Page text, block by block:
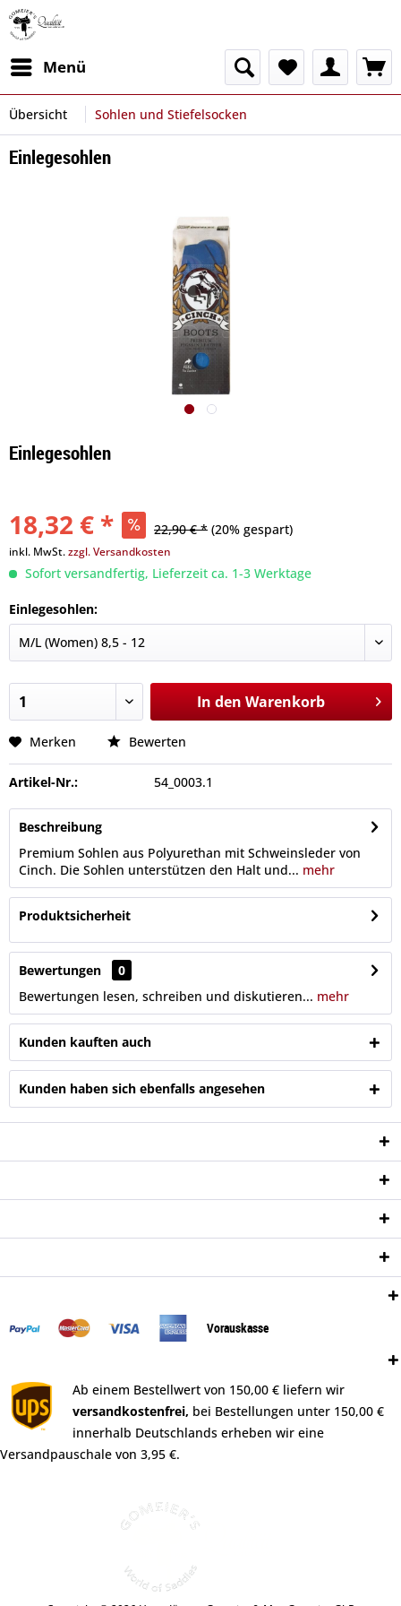
Menü
Übersicht Sohlen und Stiefelsocken
Einlegesohlen
Einlegesohlen
18,32 € * 22,90 € * (20% gespart)
inkl. MwSt.zzgl. Versandkosten
Sofort versandfertig, Lieferzeit ca. 1-3 Werktage
Einlegesohlen:
In den Warenkorb
Merken Bewerten
Artikel-Nr.: 54_0003.1
Beschreibung
Premium Sohlen aus Polyurethan mit Schweinsleder von
Cinch. Die Sohlen unterstützen den Halt und... mehr
Produktsicherheit
Bewertungen
0
Bewertungen lesen, schreiben und diskutieren... mehr
Kunden kauften auch
Kunden haben sich ebenfalls angesehen
Vorauskasse
Ab einem Bestellwert von 150,00 € liefern wir
versandkostenfrei, bei Bestellungen unter 150,00 €
innerhalb Deutschlands erheben wir eine
Versandpauschale von 3,95 €.